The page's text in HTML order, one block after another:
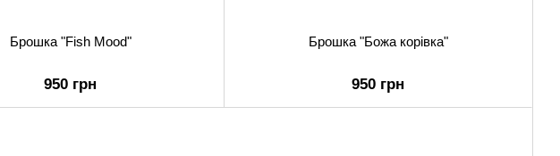
Брошка "Fish Mood"
950 грн
Брошка "Божа корівка"
950 грн